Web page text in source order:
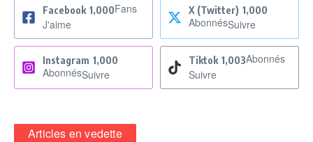
Facebook 1,000Fans
J'aime
X (Twitter) 1,000
AbonnésSuivre
Instagram 1,000
AbonnésSuivre
Tiktok 1,003Abonnés
Suivre
Articles en vedette